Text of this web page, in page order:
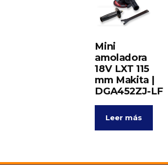
Mini
amoladora
18V LXT 115
mm Makita |
DGA452ZJ-LF
Leer más